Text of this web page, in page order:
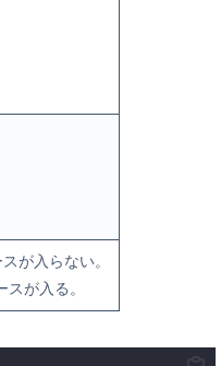
が入らない。
が入る。